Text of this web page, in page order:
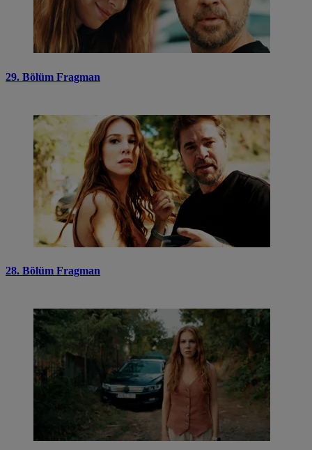
29. Bölüm Fragman
28. Bölüm Fragman